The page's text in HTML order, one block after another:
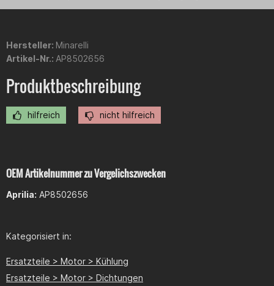
Hersteller: Minarelli
Artikel-Nr.: AP8502656
Produktbeschreibung
hilfreich nicht hilfreich
OEM Artikelnummer zu Vergelichszwecken
Aprilia: AP8502656
Kategorisiert in:
Ersatzteile > Motor > Kühlung
Ersatzteile > Motor > Dichtungen